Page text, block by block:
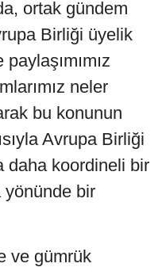
ortak gündem
Birliği üyelik
neler
bu konunun
Avrupa Birliği
daha koordineli bir
yönünde bir
ve gümrük